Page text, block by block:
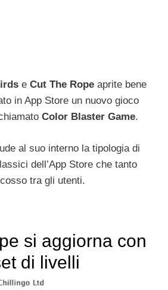
e Cut The Rope aprite bene
in App Store un nuovo gioco
Color Blaster Game.
al suo interno la tipologia di
dell’App Store che tanto
tra gli utenti.
si aggiorna con
di livelli